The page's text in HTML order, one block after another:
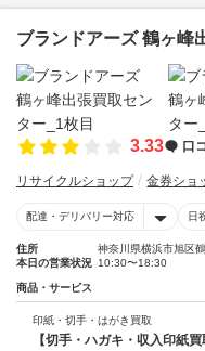
ブランドアーズ 鶴ヶ峰
3.33 口
リサイクルショップ 金券ショ
配達・デリバリー対応 日
住所
神奈川県横浜市旭区
本日の営業状況 10:30〜18:30
商品・サービス
印紙・切手・はがき買取
【切手・ハガキ・収入印紙買